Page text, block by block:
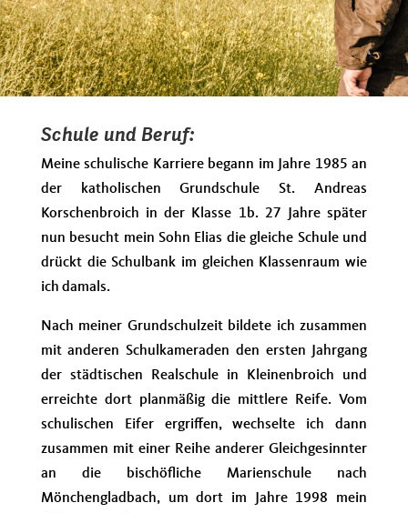
Schule und Beruf:
Meine schulische Karriere begann im Jahre 1985 an
der katholischen Grundschule St. Andreas
Korschenbroich in der Klasse 1b. 27 Jahre später
nun besucht mein Sohn Elias die gleiche Schule und
drückt die Schulbank im gleichen Klassenraum wie
ich damals.
Nach meiner Grundschulzeit bildete ich zusammen
mit anderen Schulkameraden den ersten Jahrgang
der städtischen Realschule in Kleinenbroich und
erreichte dort planmäßig die mittlere Reife. Vom
schulischen Eifer ergriffen, wechselte ich dann
zusammen mit einer Reihe anderer Gleichgesinnter
an die bischöfliche Marienschule nach
Mönchengladbach, um dort im Jahre 1998 mein